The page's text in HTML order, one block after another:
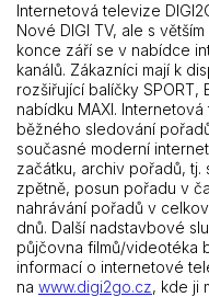
Internetová televize
Nové DIGI TV, ale s
konce září se v nabídce
kanálů. Zákazníci mají k
rozšiřující balíčky SPORT,
nabídku MAXI.
běžného sledování
současné moderní
začátku, archiv pořadů,
zpětně, posun pořadu v
nahrávání pořadů v
dnů. Další nadstavbové
půjčovna filmů/videotéka
informací o internetové
na www.digi2go.cz, kde ji